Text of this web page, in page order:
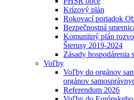
Krízový plán
Rokovací poriadok
Bezpečnostná
Komunitný plán
Šterusy 2019-2024
Zásady hospodárenia
Voľby
Voľby do orgánov
orgánov
Referendum 2026